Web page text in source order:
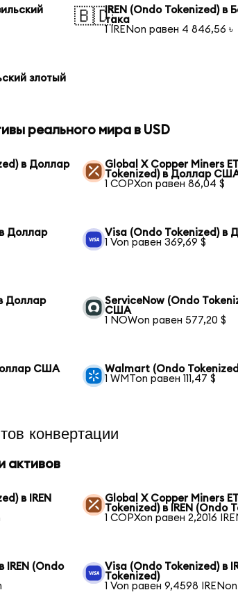
🇧🇩IREN (Ondo Tokenized) в
така
1 IRENon равен 4 846,56 ৳
злотый
реального мира в USD
в Доллар
Global X Copper Miners
Tokenized) в Доллар
1 COPXon равен 86,04 $
Доллар
Visa (Ondo Tokenized) в
1 Von равен 369,69 $
Доллар
ServiceNow (Ondo
США
1 NOWon равен 577,20 $
США
Walmart (Ondo
1 WMTon равен 111,47 $
конвертации
активов
в IREN
Global X Copper Miners
Tokenized) в IREN (Ondo
1 COPXon равен 2,2016
IREN (Ondo
Visa (Ondo Tokenized) в
Tokenized)
1 Von равен 9,4598 IRENon